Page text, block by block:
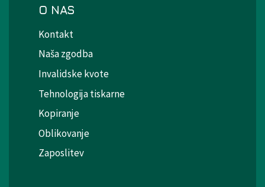
O NAS
Kontakt
Naša zgodba
Invalidske kvote
Tehnologija tiskarne
Kopiranje
Oblikovanje
Zaposlitev